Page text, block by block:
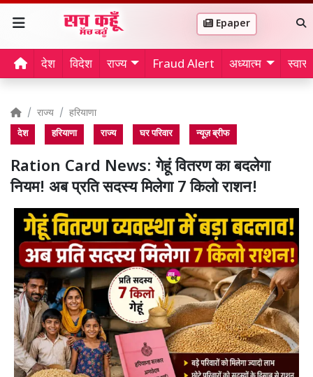
Epaper
देश विदेश राज्य Fraud Alert अध्यात्म
राज्य हरियाणा
देश हरियाणा राज्य घर परिवार न्यूज़ ब्रीफ
Ration Card News: गेहूं वितरण का बदलेगा
नियम! अब प्रति सदस्य मिलेगा 7 किलो राशन!